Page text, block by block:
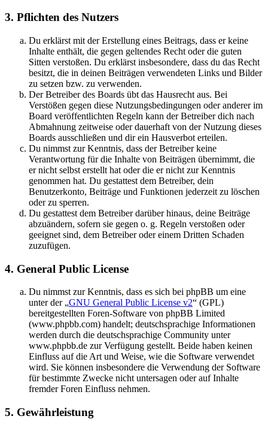
3. Pflichten des Nutzers
Du erklärst mit der Erstellung eines Beitrags, dass er keine
Inhalte enthält, die gegen geltendes Recht oder die guten
Sitten verstoßen. Du erklärst insbesondere, dass du das Recht
besitzt, die in deinen Beiträgen verwendeten Links und Bilder
zu setzen bzw. zu verwenden.
Der Betreiber des Boards übt das Hausrecht aus. Bei
Verstößen gegen diese Nutzungsbedingungen oder anderer im
Board veröffentlichten Regeln kann der Betreiber dich nach
Abmahnung zeitweise oder dauerhaft von der Nutzung dieses
Boards ausschließen und dir ein Hausverbot erteilen.
Du nimmst zur Kenntnis, dass der Betreiber keine
Verantwortung für die Inhalte von Beiträgen übernimmt, die
er nicht selbst erstellt hat oder die er nicht zur Kenntnis
genommen hat. Du gestattest dem Betreiber, dein
Benutzerkonto, Beiträge und Funktionen jederzeit zu löschen
oder zu sperren.
Du gestattest dem Betreiber darüber hinaus, deine Beiträge
abzuändern, sofern sie gegen o. g. Regeln verstoßen oder
geeignet sind, dem Betreiber oder einem Dritten Schaden
zuzufügen.
4. General Public License
Du nimmst zur Kenntnis, dass es sich bei phpBB um eine
unter der „GNU General Public License v2“ (GPL)
bereitgestellten Foren-Software von phpBB Limited
(www.phpbb.com) handelt; deutschsprachige Informationen
werden durch die deutschsprachige Community unter
www.phpbb.de zur Verfügung gestellt. Beide haben keinen
Einfluss auf die Art und Weise, wie die Software verwendet
wird. Sie können insbesondere die Verwendung der Software
für bestimmte Zwecke nicht untersagen oder auf Inhalte
fremder Foren Einfluss nehmen.
5. Gewährleistung